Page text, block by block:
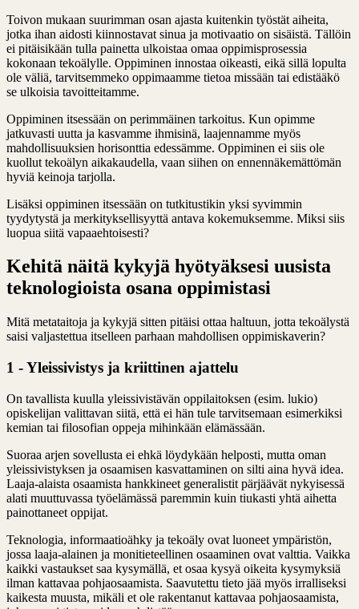
Toivon mukaan suurimman osan ajasta kuitenkin työstät aiheita,
jotka ihan aidosti kiinnostavat sinua ja motivaatio on sisäistä. Tällöin
ei pitäisikään tulla painetta ulkoistaa omaa oppimisprosessia
kokonaan tekoälylle. Oppiminen innostaa oikeasti, eikä sillä lopulta
ole väliä, tarvitsemmeko oppimaamme tietoa missään tai edistääkö
se ulkoisia tavoitteitamme.
Oppiminen itsessään on perimmäinen tarkoitus. Kun opimme
jatkuvasti uutta ja kasvamme ihmisinä, laajennamme myös
mahdollisuuksien horisonttia edessämme. Oppiminen ei siis ole
kuollut tekoälyn aikakaudella, vaan siihen on ennennäkemättömän
hyviä keinoja tarjolla.
Lisäksi oppiminen itsessään on tutkitustikin yksi syvimmin
tyydytystä ja merkityksellisyyttä antava kokemuksemme. Miksi siis
luopua siitä vapaaehtoisesti?
Kehitä näitä kykyjä hyötyäksesi uusista
teknologioista osana oppimistasi
Mitä metataitoja ja kykyjä sitten pitäisi ottaa haltuun, jotta tekoälystä
saisi valjastettua itselleen parhaan mahdollisen oppimiskaverin?
1 - Yleissivistys ja kriittinen ajattelu
On tavallista kuulla yleissivistävän oppilaitoksen (esim. lukio)
opiskelijan valittavan siitä, että ei hän tule tarvitsemaan esimerkiksi
kemian tai filosofian oppeja mihinkään elämässään.
Suoraa arjen sovellusta ei ehkä löydykään helposti, mutta oman
yleissivistyksen ja osaamisen kasvattaminen on silti aina hyvä idea.
Laaja-alaista osaamista hankkineet generalistit pärjäävät nykyisessä
alati muuttuvassa työelämässä paremmin kuin tiukasti yhtä aihetta
painottaneet oppijat.
Teknologia, informaatioähky ja tekoäly ovat luoneet ympäristön,
jossa laaja-alainen ja monitieteellinen osaaminen ovat valttia. Vaikka
kaikki vastaukset saa kysymällä, et osaa kysyä oikeita kysymyksiä
ilman kattavaa pohjaosaamista. Saavutettu tieto jää myös irralliseksi
kaikesta muusta, mikäli et ole rakentanut kattavaa pohjaosaamista,